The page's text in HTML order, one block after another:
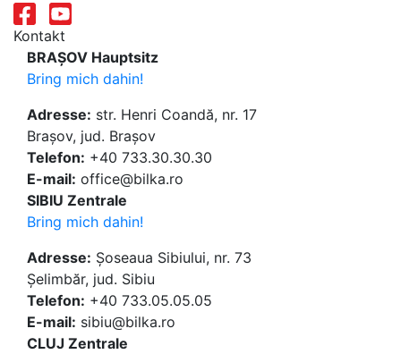
Kontakt
BRAȘOV Hauptsitz
Bring mich dahin!
Adresse: str. Henri Coandă, nr. 17
Brașov, jud. Brașov
Telefon: +40 733.30.30.30
E-mail: office@bilka.ro
SIBIU Zentrale
Bring mich dahin!
Adresse: Șoseaua Sibiului, nr. 73
Șelimbăr, jud. Sibiu
Telefon: +40 733.05.05.05
E-mail: sibiu@bilka.ro
CLUJ Zentrale